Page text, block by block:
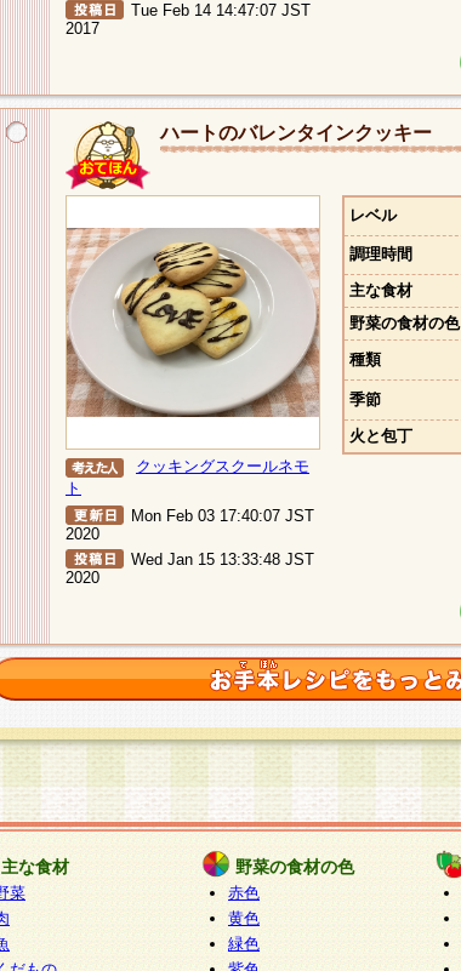
Tue Feb 14 14:47:07 JST
2017
ハートのバレンタインクッキー
クッキングスクールネモ
ト
Mon Feb 03 17:40:07 JST
2020
Wed Jan 15 13:33:48 JST
2020
レベル
調理時間
主な食材
野菜の食材の色
種類
季節
火と包丁
主な食材
菜
野菜の食材の色
赤色
黄色
緑色